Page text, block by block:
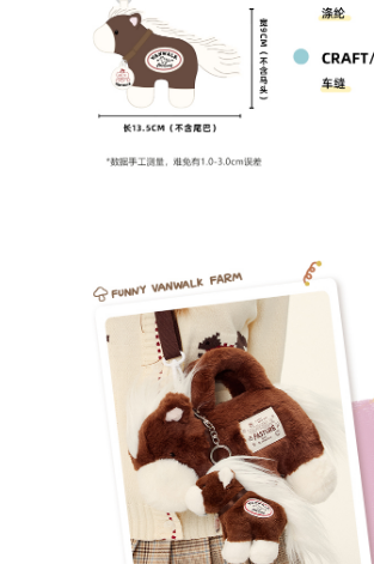
忘記密碼？
建立專屬帳號
只要再完成幾個步驟，即可完成帳號的註冊程序，
我 要 註 冊